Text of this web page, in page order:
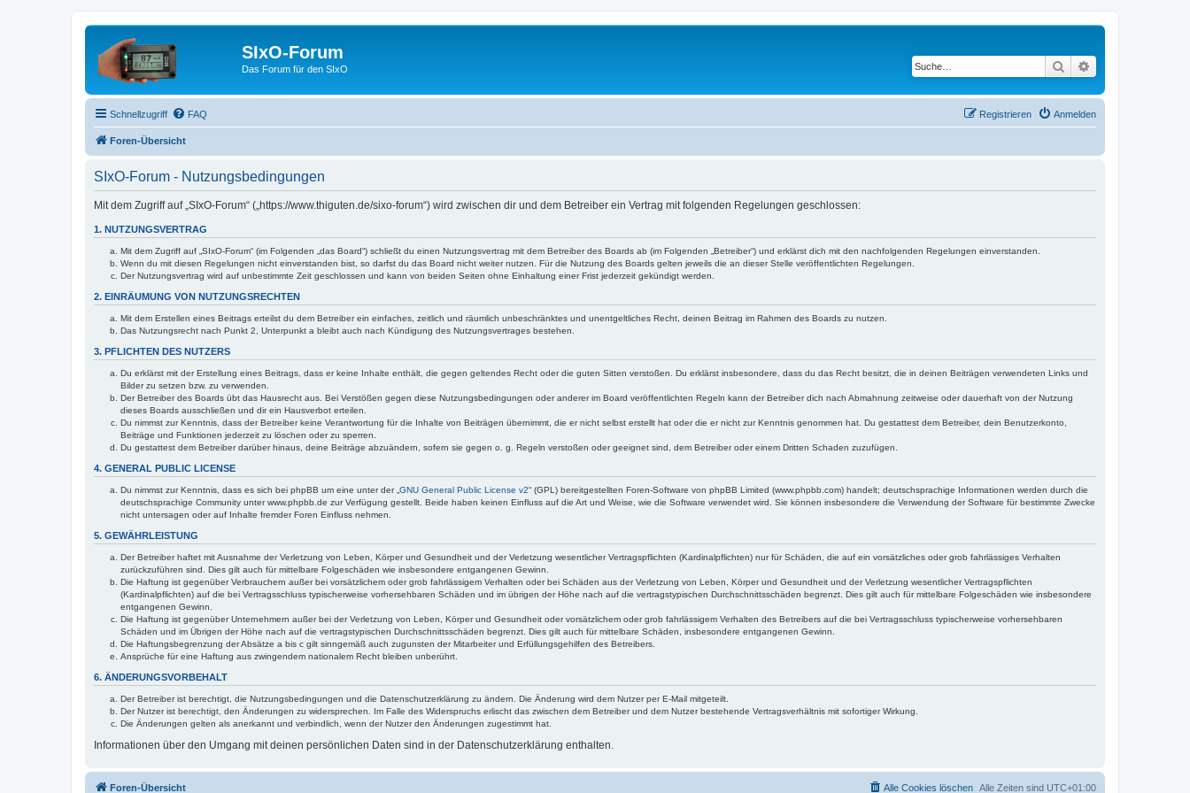
SIxO-Forum
Das Forum für den SIxO Suche
Schnellzugriff FAQ Anmelden
Registrieren
Foren-Übersicht
SIxO-Forum - Nutzungsbedingungen
Mit dem Zugriff auf „SIxO-Forum“ („https://www.thiguten.de/sixo-forum“) wird zwischen dir und dem Betreiber ein Vertrag mit folgenden Regelungen geschlossen:
1. NUTZUNGSVERTRAG
Mit dem Zugriff auf „SIxO-Forum“ (im Folgenden „das Board“) schließt du einen Nutzungsvertrag mit dem Betreiber des Boards ab (im Folgenden „Betreiber“) und erklärst dich mit den nachfolgenden Regelungen einverstanden.
Wenn du mit diesen Regelungen nicht einverstanden bist, so darfst du das Board nicht weiter nutzen. Für die Nutzung des Boards gelten jeweils die an dieser Stelle veröffentlichten Regelungen.
Der Nutzungsvertrag wird auf unbestimmte Zeit geschlossen und kann von beiden Seiten ohne Einhaltung einer Frist jederzeit gekündigt werden.
2. EINRÄUMUNG VON NUTZUNGSRECHTEN
Mit dem Erstellen eines Beitrags erteilst du dem Betreiber ein einfaches, zeitlich und räumlich unbeschränktes und unentgeltliches Recht, deinen Beitrag im Rahmen des Boards zu nutzen.
Das Nutzungsrecht nach Punkt 2, Unterpunkt a bleibt auch nach Kündigung des Nutzungsvertrages bestehen.
3. PFLICHTEN DES NUTZERS
Du erklärst mit der Erstellung eines Beitrags, dass er keine Inhalte enthält, die gegen geltendes Recht oder die guten Sitten verstoßen. Du erklärst insbesondere, dass du das Recht besitzt, die in deinen Beiträgen verwendeten Links und
Bilder zu setzen bzw. zu verwenden.
Der Betreiber des Boards übt das Hausrecht aus. Bei Verstößen gegen diese Nutzungsbedingungen oder anderer im Board veröffentlichten Regeln kann der Betreiber dich nach Abmahnung zeitweise oder dauerhaft von der Nutzung
dieses Boards ausschließen und dir ein Hausverbot erteilen.
Du nimmst zur Kenntnis, dass der Betreiber keine Verantwortung für die Inhalte von Beiträgen übernimmt, die er nicht selbst erstellt hat oder die er nicht zur Kenntnis genommen hat. Du gestattest dem Betreiber, dein Benutzerkonto,
Beiträge und Funktionen jederzeit zu löschen oder zu sperren.
Du gestattest dem Betreiber darüber hinaus, deine Beiträge abzuändern, sofern sie gegen o. g. Regeln verstoßen oder geeignet sind, dem Betreiber oder einem Dritten Schaden zuzufügen.
4. GENERAL PUBLIC LICENSE
Du nimmst zur Kenntnis, dass es sich bei phpBB um eine unter der „ GNU General Public License v2“ (GPL) bereitgestellten Foren-Software von phpBB Limited (www.phpbb.com) handelt; deutschsprachige Informationen werden durch die
deutschsprachige Community unter www.phpbb.de zur Verfügung gestellt. Beide haben keinen Einfluss auf die Art und Weise, wie die Software verwendet wird. Sie können insbesondere die Verwendung der Software für bestimmte Zwecke
nicht untersagen oder auf Inhalte fremder Foren Einfluss nehmen.
5. GEWÄHRLEISTUNG
Der Betreiber haftet mit Ausnahme der Verletzung von Leben, Körper und Gesundheit und der Verletzung wesentlicher Vertragspflichten (Kardinalpflichten) nur für Schäden, die auf ein vorsätzliches oder grob fahrlässiges Verhalten
zurückzuführen sind. Dies gilt auch für mittelbare Folgeschäden wie insbesondere entgangenen Gewinn.
Die Haftung ist gegenüber Verbrauchern außer bei vorsätzlichem oder grob fahrlässigem Verhalten oder bei Schäden aus der Verletzung von Leben, Körper und Gesundheit und der Verletzung wesentlicher Vertragspflichten
(Kardinalpflichten) auf die bei Vertragsschluss typischerweise vorhersehbaren Schäden und im übrigen der Höhe nach auf die vertragstypischen Durchschnittsschäden begrenzt. Dies gilt auch für mittelbare Folgeschäden wie insbesondere
entgangenen Gewinn.
Die Haftung ist gegenüber Unternehmern außer bei der Verletzung von Leben, Körper und Gesundheit oder vorsätzlichem oder grob fahrlässigem Verhalten des Betreibers auf die bei Vertragsschluss typischerweise vorhersehbaren
Schäden und im Übrigen der Höhe nach auf die vertragstypischen Durchschnittsschäden begrenzt. Dies gilt auch für mittelbare Schäden, insbesondere entgangenen Gewinn.
Die Haftungsbegrenzung der Absätze a bis c gilt sinngemäß auch zugunsten der Mitarbeiter und Erfüllungsgehilfen des Betreibers.
Ansprüche für eine Haftung aus zwingendem nationalem Recht bleiben unberührt.
6. ÄNDERUNGSVORBEHALT
Der Betreiber ist berechtigt, die Nutzungsbedingungen und die Datenschutzerklärung zu ändern. Die Änderung wird dem Nutzer per E-Mail mitgeteilt.
Der Nutzer ist berechtigt, den Änderungen zu widersprechen. Im Falle des Widerspruchs erlischt das zwischen dem Betreiber und dem Nutzer bestehende Vertragsverhältnis mit sofortiger Wirkung.
Die Änderungen gelten als anerkannt und verbindlich, wenn der Nutzer den Änderungen zugestimmt hat.
Informationen über den Umgang mit deinen persönlichen Daten sind in der Datenschutzerklärung enthalten.
Foren-Übersicht Alle Zeiten sind UTC+01:00
Alle Cookies löschen